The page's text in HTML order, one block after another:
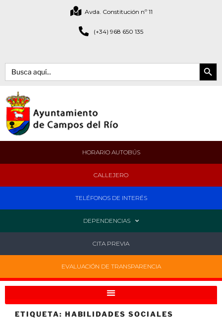
Avda. Constitución nº 11
(+34) 968 650 135
Buscar: Botón de
HORARIO AUTOBÚS
CALLEJERO
TELÉFONOS DE INTERÉS
DEPENDENCIAS
CITA PREVIA
EVALUACIÓN DE TRANSPARENCIA
ETIQUETA: HABILIDADES SOCIALES